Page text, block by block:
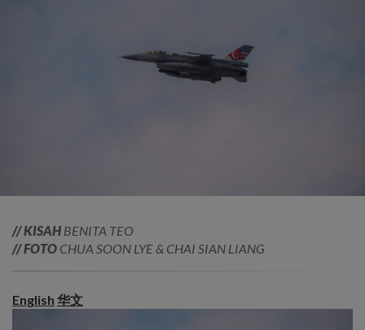
// KISAH BENITA TEO
// FOTO CHUA SOON LYE & CHAI SIAN LIANG
English 华文